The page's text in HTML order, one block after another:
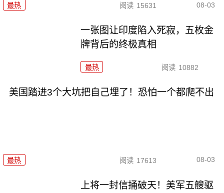
最热 阅读 15631 08-03
一张图让印度陷入死寂，五枚金
牌背后的终极真相
最热 阅读 10882
美国踏进3个大坑把自己埋了！恐怕一个都爬不出
最热 阅读 17613 08-03
上将一封信捅破天！美军五艘驱